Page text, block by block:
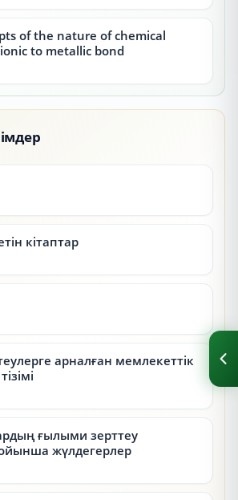
of the nature of chemical
to metallic bond
кітаптар
арналған мемлекеттік
ғылыми зерттеу
жүлдегерлер